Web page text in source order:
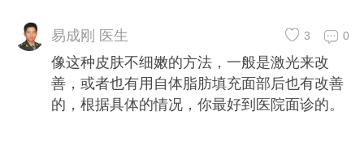
易成刚 医生 0
3
像这种皮肤不细嫩的方法，一般是激光来改
善，或者也有用自体脂肪填充面部后也有改善
的，根据具体的情况，你最好到医院面诊的。